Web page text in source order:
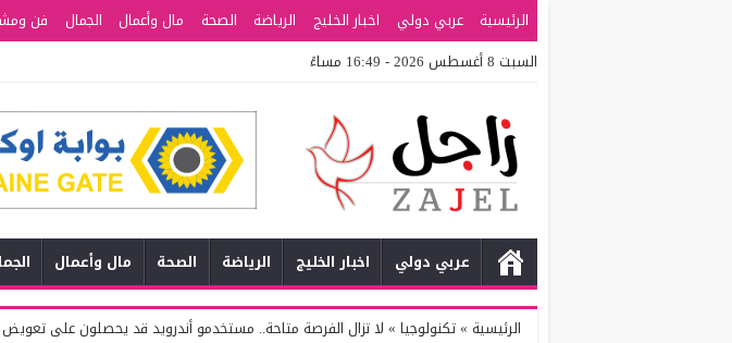
الرئيسية عربي دولي اخبار الخليج الرياضة الصحة مال وأعمال الجمال فن
السبت 8 أغسطس 2026 - 16:49 مساءً
عربي دولي اخبار الخليج الرياضة الصحة مال وأعمال
الرئيسية »تكنولوجيا » لا تزال الفرصة متاحة.. مستخدمو أندرويد قد يحصلون على